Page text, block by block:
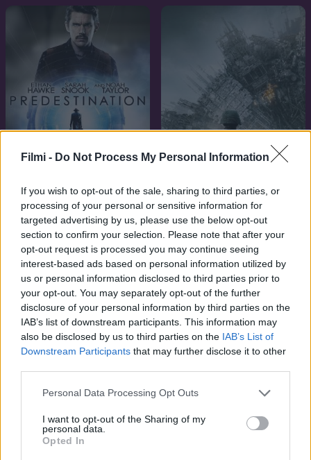
Filmi - Do Not Process My Personal Information
If you wish to opt-out of the sale, sharing to third parties, or
processing of your personal or sensitive information for
targeted advertising by us, please use the below opt-out
section to confirm your selection. Please note that after your
opt-out request is processed you may continue seeing
interest-based ads based on personal information utilized by
us or personal information disclosed to third parties prior to
your opt-out. You may separately opt-out of the further
disclosure of your personal information by third parties on the
IAB’s list of downstream participants. This information may
also be disclosed by us to third parties on the IAB’s List of
Downstream Participants that may further disclose it to other
Personal Data Processing Opt Outs
I want to opt-out of the Sharing of my
personal data.
Opted In
2014 7.1
Időhurok
2011
A Föld inváziója Csata Los
Angeles